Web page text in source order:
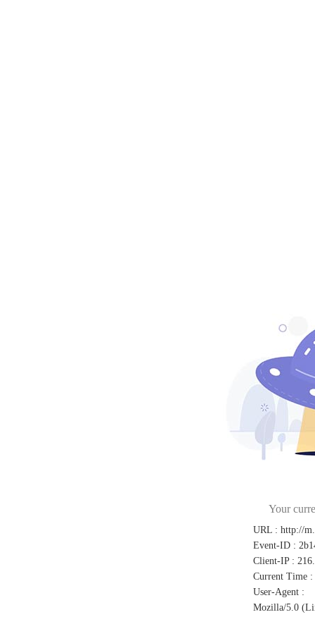
Your
URL : http://
Event-ID :
Client-IP :
Current Time :
User-Agent :
Mozilla/5.0